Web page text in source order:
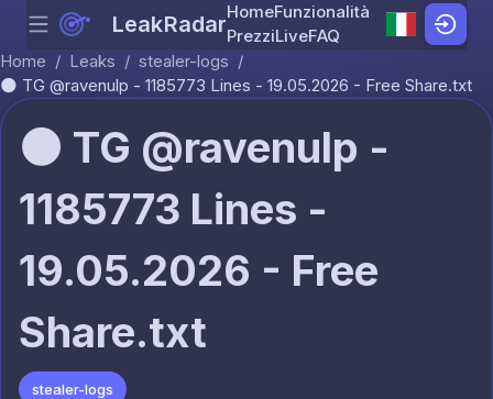
Skip to content
Menu LeakRadarHomeFunzionalità
PrezziLiveFAQ
Home / Leaks / stealer-logs /
🌑 TG @ravenulp - 1185773 Lines - 19.05.2026 - Free Share.txt
🌑 TG @ravenulp -
1185773 Lines -
19.05.2026 - Free
Share.txt
stealer-logs